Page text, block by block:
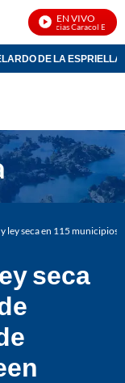
EN VIVO
Noticias Caracol En Vivo
DE LA ESPRIELLA
ley seca en 115
seca